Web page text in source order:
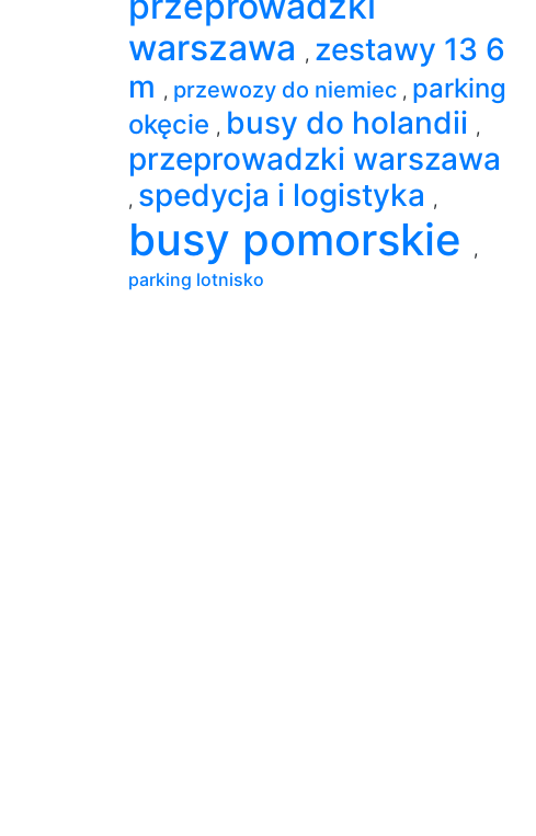
warszawa , zestawy 13 6
m , przewozy do niemiec , parking
okęcie , busy do holandii ,
przeprowadzki warszawa
, spedycja i logistyka ,
busy pomorskie
,
parking lotnisko